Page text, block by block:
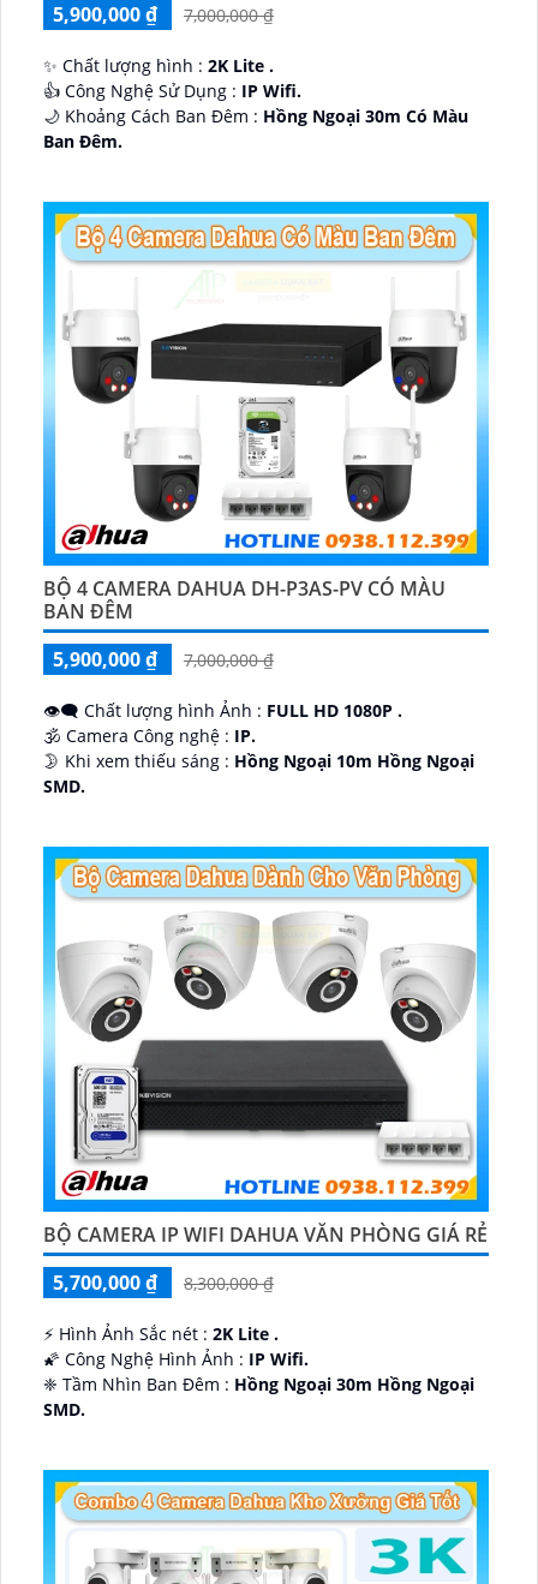
5,900,000 ₫ 7,000,000 ₫
✨ Chất lượng hình : 2K Lite .
👍 Công Nghệ Sử Dụng : IP Wifi.
🌙 Khoảng Cách Ban Đêm : Hồng Ngoại 30m Có Màu
Ban Ðêm.
BỘ 4 CAMERA DAHUA DH-P3AS-PV CÓ MÀU
BAN ĐÊM
5,900,000 ₫
7,000,000 ₫
👁️‍🗨 Chất lượng hình Ảnh : FULL HD 1080P .
🕉️ Camera Công nghệ : IP.
🌛 Khi xem thiếu sáng : Hồng Ngoại 10m Hồng Ngoại
SMD.
BỘ CAMERA IP WIFI DAHUA VĂN PHÒNG GIÁ RẺ
5,700,000 ₫
8,300,000 ₫
️⚡ Hình Ảnh Sắc nét : 2K Lite .
🌠 Công Nghệ Hình Ảnh : IP Wifi.
❈ Tầm Nhìn Ban Đêm : Hồng Ngoại 30m Hồng Ngoại
SMD.